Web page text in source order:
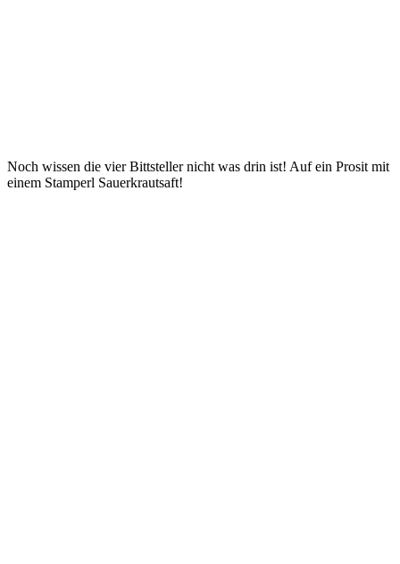
Noch wissen die vier Bittsteller nicht was drin ist! Auf ein Prosit mit
einem Stamperl Sauerkrautsaft!